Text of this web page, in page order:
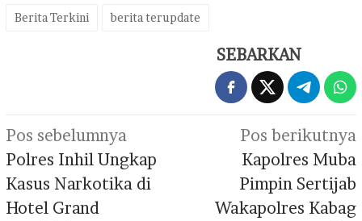
Berita Terkini berita terupdate
SEBARKAN
Navigasi
pos
Pos sebelumnya
Polres Inhil Ungkap
Kasus Narkotika di
Hotel Grand
Pos berikutnya
Kapolres Muba
Pimpin Sertijab
Wakapolres Kabag